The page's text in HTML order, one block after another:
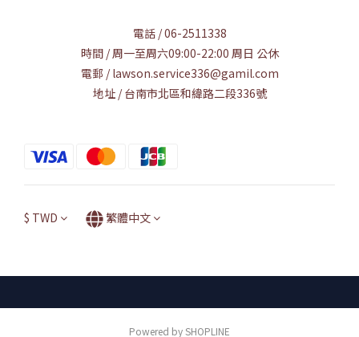
電話 / 06-2511338
時間 / 周一至周六09:00-22:00 周日 公休
電郵 / lawson.service336@gamil.com
地址 / 台南市北區和緯路二段336號
$ TWD 繁體中文
Powered by SHOPLINE